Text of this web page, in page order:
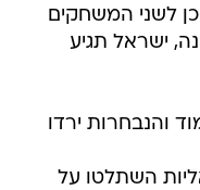
לשני המשחקים
ישראל תגיע
והנבחרות ירדו
השתלטו על